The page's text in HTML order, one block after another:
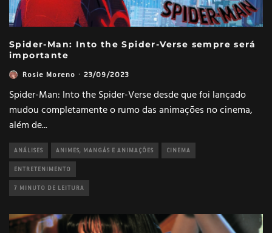
Spider-Man: Into the Spider-Verse sempre será
importante
Rosie Moreno · 23/09/2023
Spider-Man: Into the Spider-Verse desde que foi lançado
mudou completamente o rumo das animações no cinema,
além de...
ANÁLISES ANIMES, MANGÁS E ANIMAÇÕES CINEMA
ENTRETENIMENTO
7 MINUTO DE LEITURA